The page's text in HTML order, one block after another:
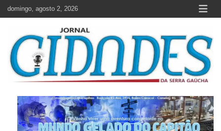
Skip
domingo, agosto 2, 2026
Jornal Cidades da Serra Gaúcha